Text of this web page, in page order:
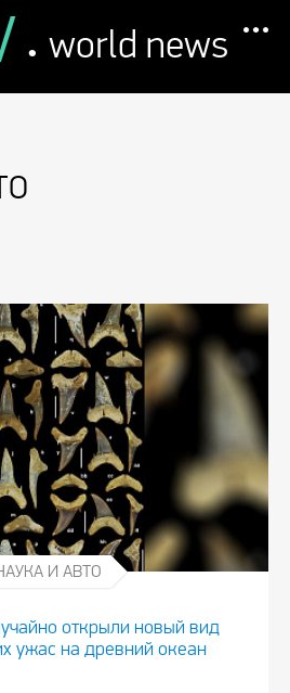
. world news
И АВТО
открыли новый вид
ужас на древний океан